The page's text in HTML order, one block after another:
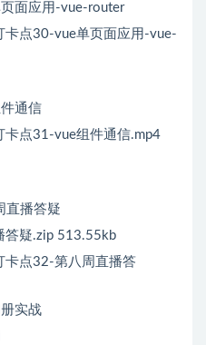
面应用-vue-router
卡点30-vue单页面应用-vue-
通信
卡点31-vue组件通信.mp4
直播答疑
疑.zip 513.55kb
卡点32-第八周直播答
实战